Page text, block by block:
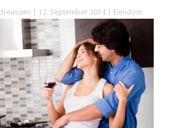
| 12. September 2014| Eiendom